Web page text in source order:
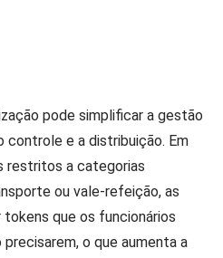
pode simplificar a gestão
e a distribuição. Em
restritos a categorias
ou vale-refeição, as
que os funcionários
o que aumenta a